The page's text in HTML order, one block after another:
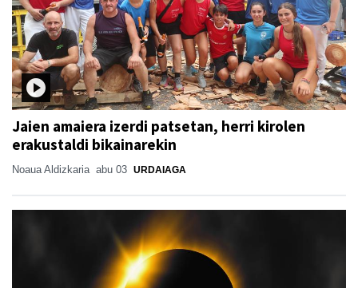
Jaien amaiera izerdi patsetan, herri kirolen
erakustaldi bikainarekin
Noaua Aldizkaria abu 03 URDAIAGA